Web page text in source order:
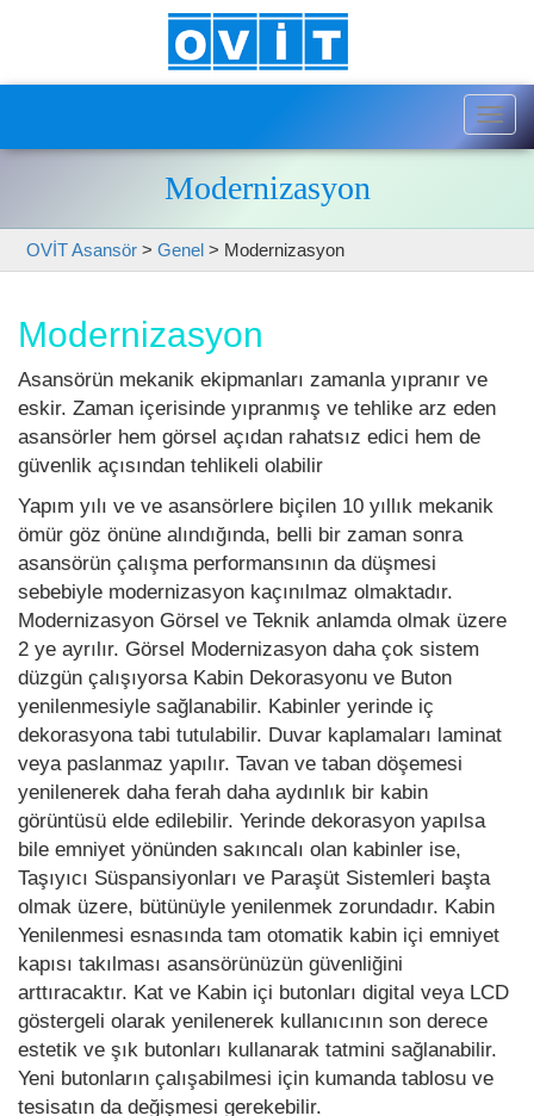
Modernizasyon
OVİT Asansör > Genel > Modernizasyon
Modernizasyon
Asansörün mekanik ekipmanları zamanla yıpranır ve
eskir. Zaman içerisinde yıpranmış ve tehlike arz eden
asansörler hem görsel açıdan rahatsız edici hem de
güvenlik açısından tehlikeli olabilir
Yapım yılı ve ve asansörlere biçilen 10 yıllık mekanik
ömür göz önüne alındığında, belli bir zaman sonra
asansörün çalışma performansının da düşmesi
sebebiyle modernizasyon kaçınılmaz olmaktadır.
Modernizasyon Görsel ve Teknik anlamda olmak üzere
2 ye ayrılır. Görsel Modernizasyon daha çok sistem
düzgün çalışıyorsa Kabin Dekorasyonu ve Buton
yenilenmesiyle sağlanabilir. Kabinler yerinde iç
dekorasyona tabi tutulabilir. Duvar kaplamaları laminat
veya paslanmaz yapılır. Tavan ve taban döşemesi
yenilenerek daha ferah daha aydınlık bir kabin
görüntüsü elde edilebilir. Yerinde dekorasyon yapılsa
bile emniyet yönünden sakıncalı olan kabinler ise,
Taşıyıcı Süspansiyonları ve Paraşüt Sistemleri başta
olmak üzere, bütünüyle yenilenmek zorundadır. Kabin
Yenilenmesi esnasında tam otomatik kabin içi emniyet
kapısı takılması asansörünüzün güvenliğini
arttıracaktır. Kat ve Kabin içi butonları digital veya LCD
göstergeli olarak yenilenerek kullanıcının son derece
estetik ve şık butonları kullanarak tatmini sağlanabilir.
Yeni butonların çalışabilmesi için kumanda tablosu ve
tesisatın da değişmesi gerekebilir.